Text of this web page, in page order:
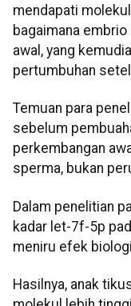
mendapati
bagaimana
awal, yang
pertumbuhan
Temuan para
sebelum
perkembangan
sperma, bukan
Dalam penelitian
kadar let-7f-5p
meniru efek
Hasilnya, anak